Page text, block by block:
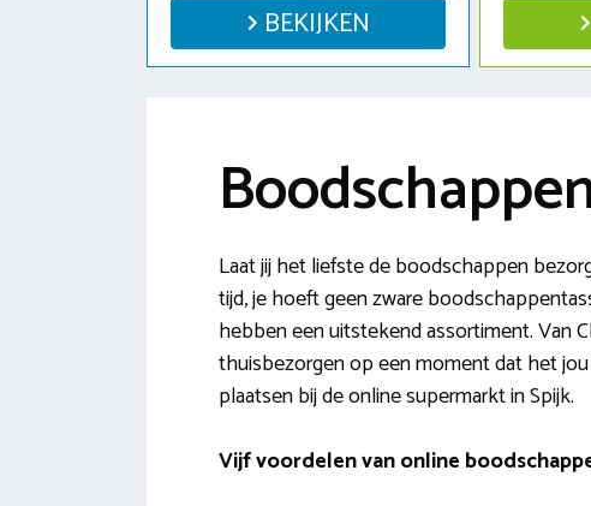
BEKIJKEN
Laat jij het liefste de boodschappen
tijd, je hoeft geen zware
hebben een uitstekend assortiment. Van
thuisbezorgen op een moment dat het
plaatsen bij de online supermarkt in Spijk.
Vijf voordelen van online